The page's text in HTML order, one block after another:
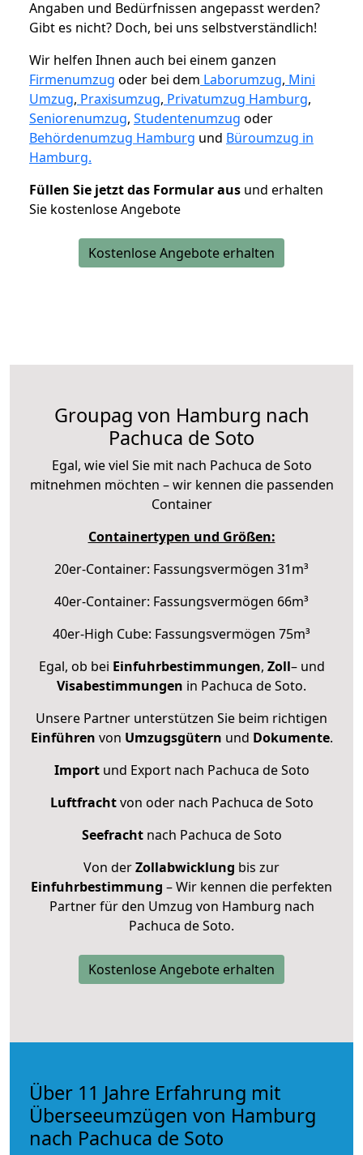
Angaben und Bedürfnissen angepasst werden?
Gibt es nicht? Doch, bei uns selbstverständlich!
Wir helfen Ihnen auch bei einem ganzen
Firmenumzug oder bei dem Laborumzug, Mini
Umzug, Praxisumzug, Privatumzug Hamburg,
Seniorenumzug, Studentenumzug oder
Behördenumzug Hamburg und Büroumzug in
Hamburg.
Füllen Sie jetzt das Formular aus und erhalten
Sie kostenlose Angebote
Kostenlose Angebote erhalten
Groupag von Hamburg nach
Pachuca de Soto
Egal, wie viel Sie mit nach Pachuca de Soto
mitnehmen möchten – wir kennen die passenden
Container
Containertypen und Größen:
20er-Container: Fassungsvermögen 31m³
40er-Container: Fassungsvermögen 66m³
40er-High Cube: Fassungsvermögen 75m³
Egal, ob bei Einfuhrbestimmungen, Zoll– und
Visabestimmungen in Pachuca de Soto.
Unsere Partner unterstützen Sie beim richtigen
Einführen von Umzugsgütern und Dokumente.
Importund Export nach Pachuca de Soto
Luftfrachtvon oder nach Pachuca de Soto
Seefrachtnach Pachuca de Soto
Von derZollabwicklung bis zur
Einfuhrbestimmung – Wir kennen die perfekten
Partner für den Umzug von Hamburg nach
Pachuca de Soto.
Kostenlose Angebote erhalten
Über 11 Jahre Erfahrung mit
Überseeumzügen von Hamburg
nach Pachuca de Soto